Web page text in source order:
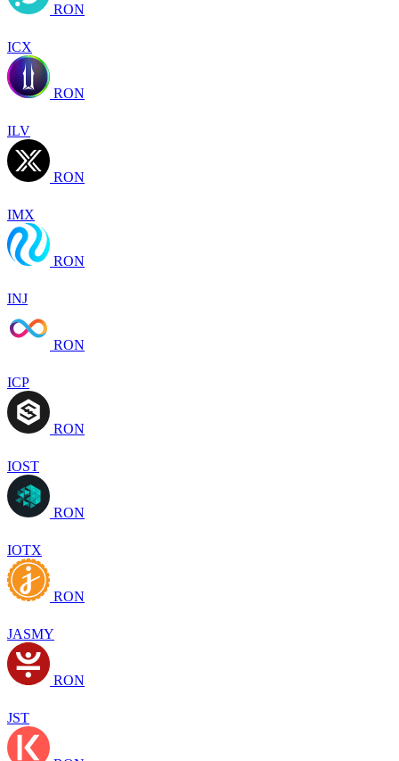
RON
ICX
RON
ILV
RON
IMX
RON
INJ
RON
ICP
RON
IOST
RON
IOTX
RON
JASMY
RON
JST